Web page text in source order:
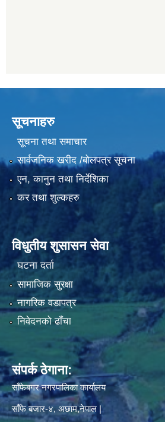
सूचनाहरु
सूचना तथा समाचार
सार्वजनिक खरीद /बोलपत्र सूचना
एन, कानुन तथा निर्देशिका
कर तथा शुल्कहरु
विधुतीय शुसासन सेवा
घटना दर्ता
सामाजिक सुरक्षा
नागरिक वडापत्र
निवेदनको ढाँचा
संपर्क ठेगाना:
साँफेबगर नगरपालिका कार्यालय
साँफे बजार-४, अछाम,नेपाल |